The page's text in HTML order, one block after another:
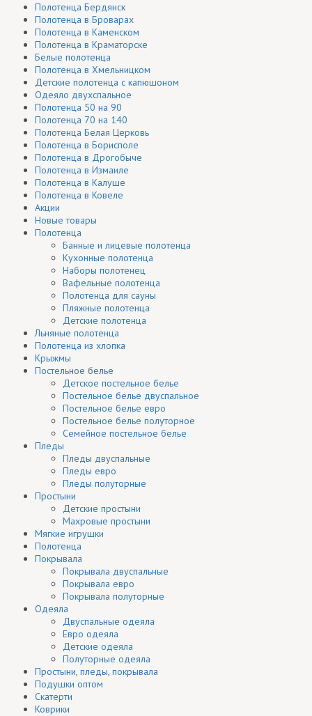
Полотенца Бердянск
Полотенца в Броварах
Полотенца в Каменском
Полотенца в Краматорске
Белые полотенца
Полотенца в Хмельницком
Детские полотенца с капюшоном
Одеяло двухспальное
Полотенца 50 на 90
Полотенца 70 на 140
Полотенца Белая Церковь
Полотенца в Борисполе
Полотенца в Дрогобыче
Полотенца в Измаиле
Полотенца в Калуше
Полотенца в Ковеле
Акции
Новые товары
Полотенца
Банные и лицевые полотенца
Кухонные полотенца
Наборы полотенец
Вафельные полотенца
Полотенца для сауны
Пляжные полотенца
Детские полотенца
Льняные полотенца
Полотенца из хлопка
Крыжмы
Постельное белье
Детское постельное белье
Постельное белье двуспальное
Постельное белье евро
Постельное белье полуторное
Семейное постельное белье
Пледы
Пледы двуспальные
Пледы евро
Пледы полуторные
Простыни
Детские простыни
Махровые простыни
Мягкие игрушки
Полотенца
Покрывала
Покрывала двуспальные
Покрывала евро
Покрывала полуторные
Одеяла
Двуспальные одеяла
Евро одеяла
Детские одеяла
Полуторные одеяла
Простыни, пледы, покрывала
Подушки оптом
Скатерти
Коврики